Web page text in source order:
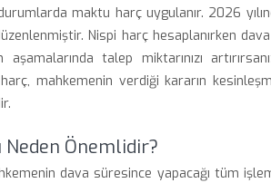
maktu harç uygulanır. 2026
Nispi harç hesaplanırken
aşamalarında talep miktarınızı
mahkemenin verdiği kararın
Neden Önemlidir?
dava süresince yapacağı tüm